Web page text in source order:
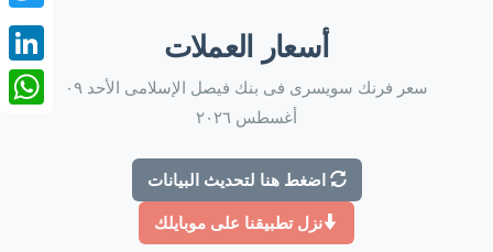
أسعار العملات
سعر فرنك سويسرى فى بنك فيصل الإسلامى الأحد ٠٩
أغسطس ٢٠٢٦
اضغط هنا لتحديث البيانات
نزل تطبيقنا على موبايلك